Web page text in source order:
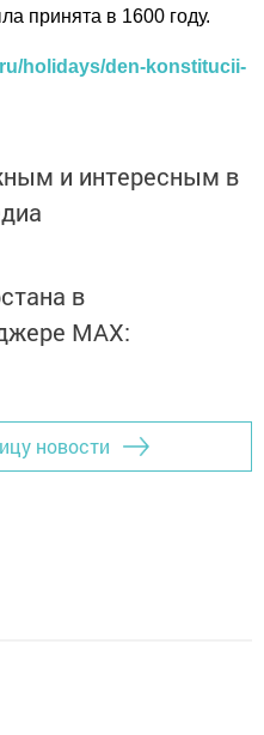
принята в 1600 году.
holidays/den-konstitucii-
и интересным в
в
MАХ:
новости